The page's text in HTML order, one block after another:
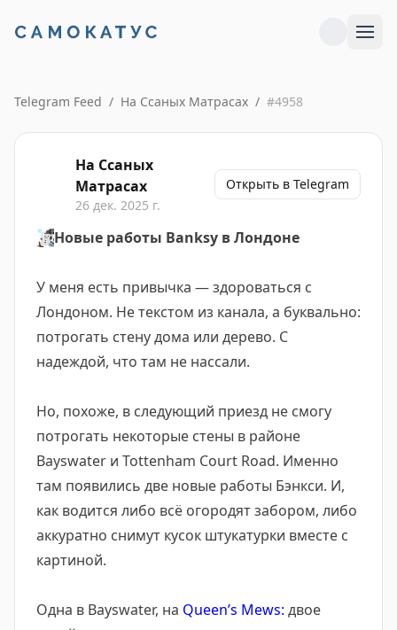
Telegram Feed / На Ссаных Матрасах / #4958
На Ссаных
Матрасах
26 дек. 2025 г.
Открыть в Telegram
☃️Новые работы Banksy в Лондоне
У меня есть привычка — здороваться с
Лондоном. Не текстом из канала, а буквально:
потрогать стену дома или дерево. С
надеждой, что там не нассали.
Но, похоже, в следующий приезд не смогу
потрогать некоторые стены в районе
Bayswater и Tottenham Court Road. Именно
там появились две новые работы Бэнкси. И,
как водится либо всё огородят забором, либо
аккуратно снимут кусок штукатурки вместе с
картиной.
Одна в Bayswater, на Queen’s Mews: двое